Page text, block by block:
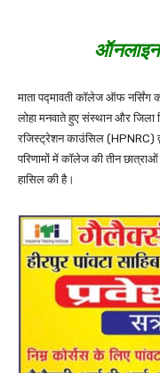
माता पद्मावती कॉलेज ऑफ नर्सिंग
लोहा मनवाते हुए संस्थान और जिला
रजिस्ट्रेशन काउंसिल (HPNRC)
परिणामों में कॉलेज की तीन
हासिल की है।